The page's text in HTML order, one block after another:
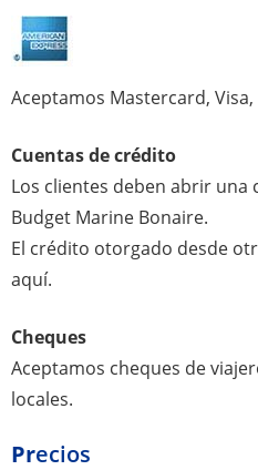
Aceptamos Mastercard,
Cuentas de crédito
Los clientes deben abrir una
Budget Marine Bonaire.
El crédito otorgado desde
aquí.
Cheques
Aceptamos cheques de
locales.
Precios